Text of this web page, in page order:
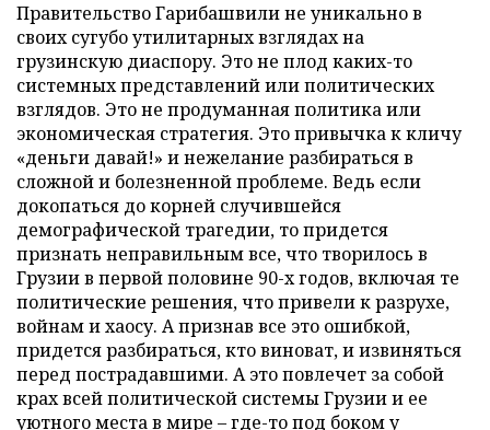
Правительство Гарибашвили не уникально в
своих сугубо утилитарных взглядах на
грузинскую диаспору. Это не плод каких-то
системных представлений или политических
взглядов. Это не продуманная политика или
экономическая стратегия. Это привычка к кличу
«деньги давай!» и нежелание разбираться в
сложной и болезненной проблеме. Ведь если
докопаться до корней случившейся
демографической трагедии, то придется
признать неправильным все, что творилось в
Грузии в первой половине 90-х годов, включая те
политические решения, что привели к разрухе,
войнам и хаосу. А признав все это ошибкой,
придется разбираться, кто виноват, и извиняться
перед пострадавшими. А это повлечет за собой
крах всей политической системы Грузии и ее
уютного места в мире – где-то под боком у